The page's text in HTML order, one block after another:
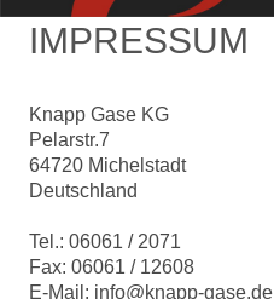
IMPRESSUM
Knapp Gase KG
Pelarstr.7
64720 Michelstadt
Deutschland
Tel.: 06061 / 2071
Fax: 06061 / 12608
E-Mail: info@knapp-gase.de